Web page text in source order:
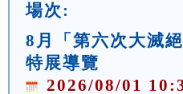
場次:
8月「第六次大滅
特展導覽
2026/08/01